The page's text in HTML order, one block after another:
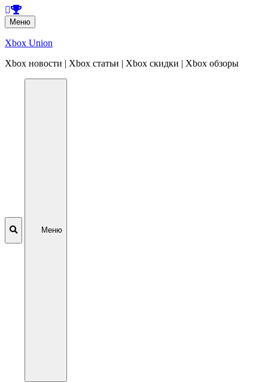
Меню Перейти
к
содержанию
Xbox Union
Xbox новости | Xbox статьи | Xbox скидки | Xbox обзоры
Меню
Перейти